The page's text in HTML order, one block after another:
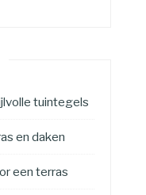
tuintegels
en daken
een terras